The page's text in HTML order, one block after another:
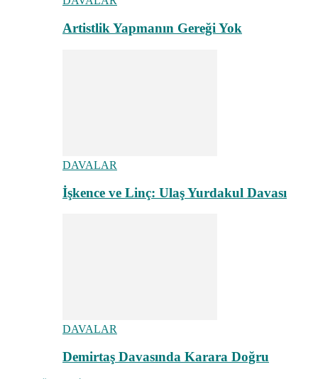
Artistlik Yapmanın Gereği Yok
DAVALAR
İşkence ve Linç: Ulaş Yurdakul Davası
DAVALAR
Demirtaş Davasında Karara Doğru